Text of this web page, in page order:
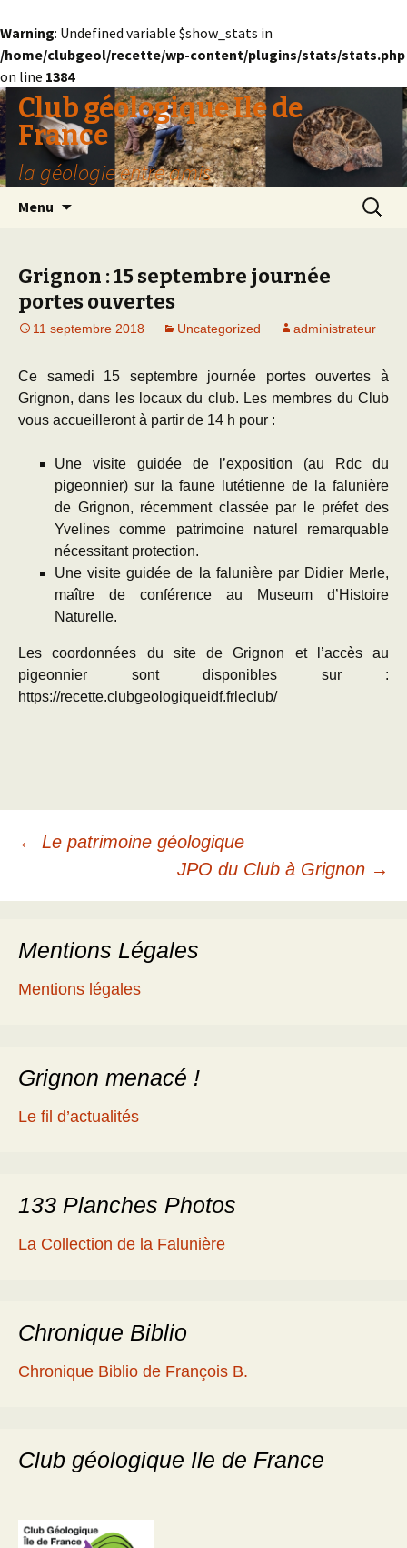
Warning: Undefined variable $show_stats in
/home/clubgeol/recette/wp-content/plugins/stats/stats.php
on line 1384
Club géologique Ile de
France
la géologie entre amis
Menu
Grignon : 15 septembre journée
portes ouvertes
11 septembre 2018 Uncategorized administrateur
Ce samedi 15 septembre journée portes ouvertes à
Grignon, dans les locaux du club. Les membres du Club
vous accueilleront à partir de 14 h pour :
Une visite guidée de l’exposition (au Rdc du
pigeonnier) sur la faune lutétienne de la falunière
de Grignon, récemment classée par le préfet des
Yvelines comme patrimoine naturel remarquable
nécessitant protection.
Une visite guidée de la falunière par Didier Merle,
maître de conférence au Museum d’Histoire
Naturelle.
Les coordonnées du site de Grignon et l’accès au
pigeonnier sont disponibles sur :
https://recette.clubgeologiqueidf.frleclub/
Navigation
des
articles
← Le patrimoine géologique
JPO du Club à Grignon →
Mentions Légales
Mentions légales
Grignon menacé !
Le fil d’actualités
133 Planches Photos
La Collection de la Falunière
Chronique Biblio
Chronique Biblio de François B.
Club géologique Ile de France